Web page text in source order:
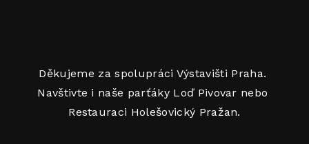
Děkujeme za spolupráci Výstavišti Praha.
Navštivte i naše parťáky Loď Pivovar nebo
Restauraci Holešovický Pražan.